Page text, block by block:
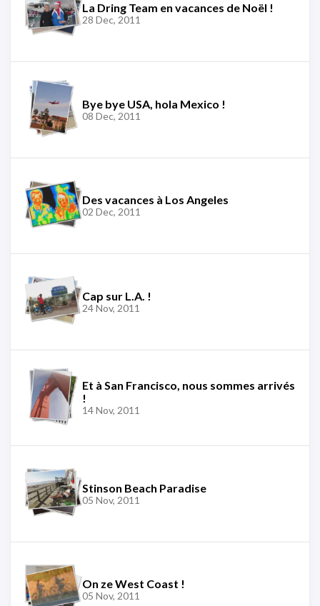
La Dring Team en vacances de Noël !
28 Dec, 2011
Bye bye USA, hola Mexico !
08 Dec, 2011
Des vacances à Los Angeles
02 Dec, 2011
Cap sur L.A. !
24 Nov, 2011
Et à San Francisco, nous sommes arrivés
!
14 Nov, 2011
Stinson Beach Paradise
05 Nov, 2011
On ze West Coast !
05 Nov, 2011